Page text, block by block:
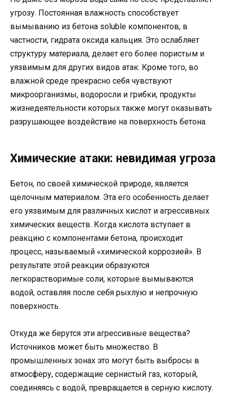
угрозу. Постоянная влажность способствует
вымыванию из бетона soluble компонентов, в
частности, гидрата оксида кальция. Это ослабляет
структуру материала, делает его более пористым и
уязвимым для других видов атак. Кроме того, во
влажной среде прекрасно себя чувствуют
микроорганизмы, водоросли и грибки, продукты
жизнедеятельности которых также могут оказывать
разрушающее воздействие на поверхность бетона.
Химические атаки: невидимая угроза
Бетон, по своей химической природе, является
щелочным материалом. Эта его особенность делает
его уязвимым для различных кислот и агрессивных
химических веществ. Когда кислота вступает в
реакцию с компонентами бетона, происходит
процесс, называемый «химической коррозией». В
результате этой реакции образуются
легкорастворимые соли, которые вымываются
водой, оставляя после себя рыхлую и непрочную
поверхность.
Откуда же берутся эти агрессивные вещества?
Источников может быть множество. В
промышленных зонах это могут быть выбросы в
атмосферу, содержащие сернистый газ, который,
соединяясь с водой, превращается в серную кислоту.